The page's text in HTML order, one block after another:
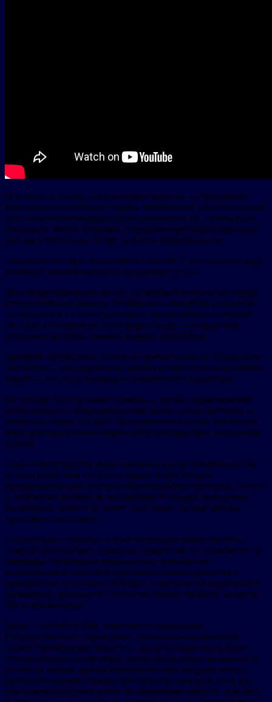
И в огонь, и в воду, и в токсичные туманы — сотрудники
Поисково-спасательной службы Челябинской области каждый
день помогают южноуральцам в различных ЧС. Чтобы быть
готовым к любой ситуации, сотрудники регулярно проходят
учения и тщательно следят за своим оборудованием.
«Подскажите адрес, пожалуйста, точный. Столкновение двух
легковых автомобилей? Пострадавшие есть?»
Диспетчер принимает вызов, а дежурный мобильный отряд
отправляется на помощь. Челябинские спасатели ежедневно
сталкиваются с сотней различных чрезвычайных ситуаций.
От ДТП и пожаров до катастроф на воде — сотрудники
оснащены и готовы помочь людям в любой беде.
Дмитрий ДЕМИДОВ, спасатель третьего класса: «Чаще всего
это летом — это водолазные работы и горно-таежные работы,
зимой — это ДТП, пожары и техногенного характера».
На складах спасательной службы — тысячи наименований
оборудования и обмундирования: маски, каски, костюмы —
ничего не лежит без дела. За снаряжением следят тщательно,
цена некоторых экземпляров достигает двух-трех миллионов
рублей.
«Здесь представлены виды шлемов и масок для проведения
разных работ. Вот эта маска фирмы Kirby Morgan
предназначена для долгих и тяжелых работ под водой. То есть
в этой маске человек не контактирует с водой, полностью
изолирован, ничего не давит, и он может долгие работы
проводить под водой».
Спасательные группы состоят из четырех специалистов,
каждый из них имеет несколько профессий: от альпиниста до
сварщика. Регулярные тренировки и повышение
квалификации помогают принимать важные решения в
критических ситуациях. Находясь в постоянной моральной и
физической готовности, спасатели готовы прибыть на место
ЧП за три минуты.
Денис ГАРИФУЛЛИН, заместитель начальника
Государственного учреждения «Поисково-спасательная
служба Челябинской области»: «Более оснащенный, более
специализированный отряд, который приходит на помощь в
усиление нашим другим подразделениям: подразделения
противопожарной службы при тушении пожаров, ну и для
выполнения опасных работ на территории области. Для чего